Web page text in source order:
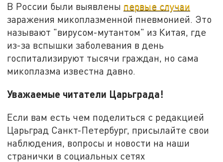
В России были выявлены первые случаи
заражения микоплазменной пневмонией. Это
называют "вирусом-мутантом" из Китая, где
из-за вспышки заболевания в день
госпитализируют тысячи граждан, но сама
микоплазма известна давно.
Уважаемые читатели Царьграда!
Если вам есть чем поделиться с редакцией
Царьград Санкт-Петербург, присылайте свои
наблюдения, вопросы и новости на наши
странички в социальных сетях